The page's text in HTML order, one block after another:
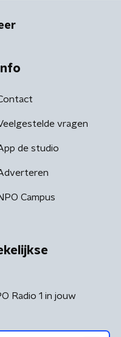
Info
vragen
de studio
Campus
Radio 1 in jouw